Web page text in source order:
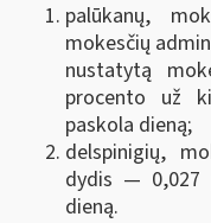
palūkanų,
mokesčių
nustatytą
procento už
paskola dieną;
delspinigių,
dydis — 0,027
dieną.